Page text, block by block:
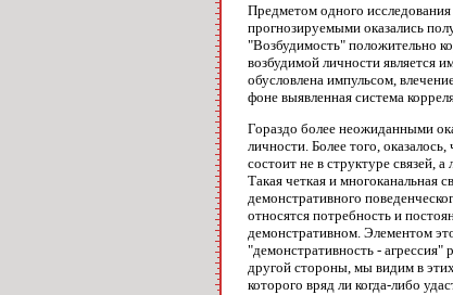
Предметом одного
прогнозируемыми оказались
"Возбудимость" положительно
возбудимой личности является
обусловлена импульсом,
фоне выявленная система
Гораздо более неожиданными
личности. Более того,
состоит не в структуре связей,
Такая четкая и многоканальная
демонстративного
относятся потребность и
демонстративном. Элементом
"демонстративность -
другой стороны, мы видим в
которого вряд ли когда-либо